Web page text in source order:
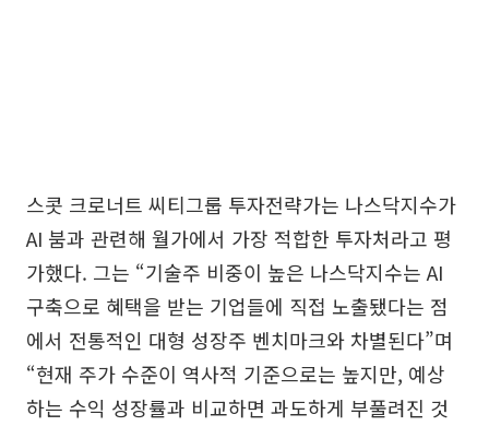
스콧 크로너트 씨티그룹 투자전략가는 나스닥지수가
AI 붐과 관련해 월가에서 가장 적합한 투자처라고 평
가했다. 그는 “기술주 비중이 높은 나스닥지수는 AI
구축으로 혜택을 받는 기업들에 직접 노출됐다는 점
에서 전통적인 대형 성장주 벤치마크와 차별된다”며
“현재 주가 수준이 역사적 기준으로는 높지만, 예상
하는 수익 성장률과 비교하면 과도하게 부풀려진 것